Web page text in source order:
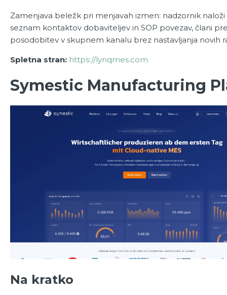
Zamenjava beležk pri menjavah izmen: nadzornik
seznam kontaktov dobaviteljev in SOP povezav, člani
posodobitev v skupnem kanalu brez nastavljanja novih
Spletna stran: https://lynqmes.com
Symestic Manufacturing
Na kratko